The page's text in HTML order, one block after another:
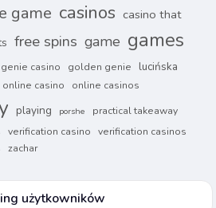
game casinos casino that
free spins game games
genie casino golden genie
lucińska
online casino online casinos
playing porshe
practical takeaway
verification casino
verification casinos
zachar
użytkowników